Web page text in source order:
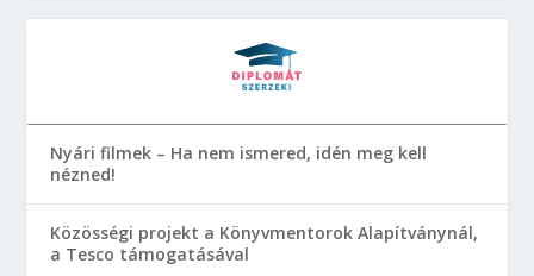
Nyári filmek – Ha nem ismered, idén meg kell
nézned!
Közösségi projekt a Könyvmentorok Alapítványnál,
a Tesco támogatásával